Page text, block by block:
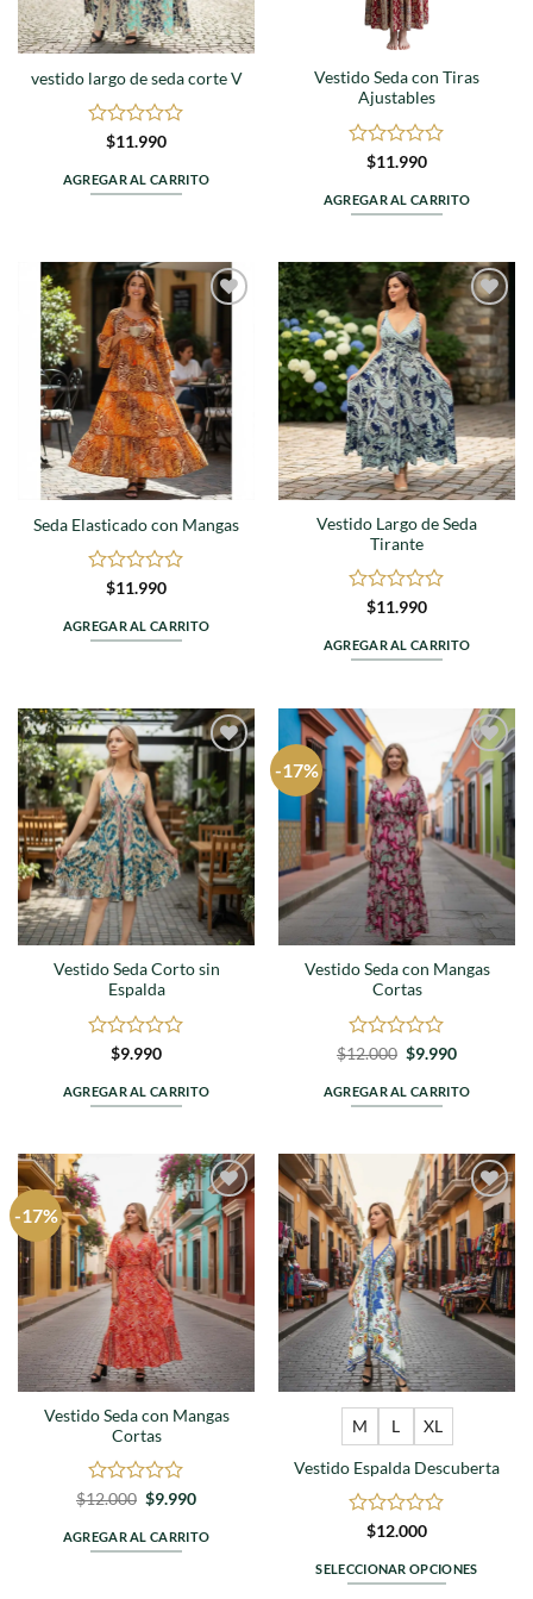
vestido largo de seda corte V
Valorado
0
de
$11.990
AGREGAR AL CARRITO
Vestido Seda con Tiras
Ajustables
Valorado
0
de
$11.990
AGREGAR AL CARRITO
a
favoritos
Seda Elasticado con Mangas
Valorado
0
de
$11.990
AGREGAR AL CARRITO
Agregar
a
favoritos
Vestido Largo de Seda
Tirante
Valorado
0
de
$11.990
AGREGAR AL CARRITO
Agregar
a
favoritos
Vestido Seda Corto sin
Espalda
Valorado
0
de
$9.990
AGREGAR AL CARRITO
-17%
Agregar
a
favoritos
Vestido Seda con Mangas
Cortas
Valorado
0
de
$12.000 El
original
era:
$9.990El
actual
es:
AGREGAR AL CARRITO
-17%
Agregar
a
favoritos
Vestido Seda con Mangas
Cortas
Valorado
0
de
$12.000 El
original
era:
$9.990El
actual
es:
AGREGAR AL CARRITO
Agregar
favoritos
M L XL
Vestido Espalda Descuberta
Valorado
0
de
$12.000
SELECCIONAR OPCIONES